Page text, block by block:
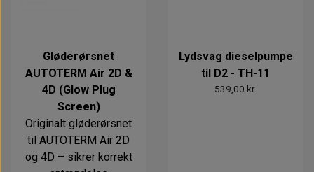
Gløderørsnet
AUTOTERM Air 2D &
4D (Glow Plug
Screen)
Originalt gløderørsnet
til AUTOTERM Air 2D
og 4D – sikrer korrekt
Lydsvag dieselpumpe
til D2 - TH-11
539,00 kr.